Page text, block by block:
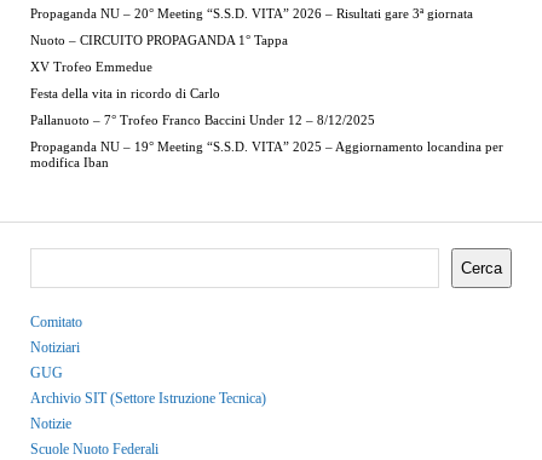
Propaganda NU – 20° Meeting “S.S.D. VITA” 2026 – Risultati gare 3ª giornata
Nuoto – CIRCUITO PROPAGANDA 1° Tappa
XV Trofeo Emmedue
Festa della vita in ricordo di Carlo
Pallanuoto – 7° Trofeo Franco Baccini Under 12 – 8/12/2025
Propaganda NU – 19° Meeting “S.S.D. VITA” 2025 – Aggiornamento locandina per
modifica Iban
Cerca
Comitato
Notiziari
GUG
Archivio SIT (Settore Istruzione Tecnica)
Notizie
Scuole Nuoto Federali